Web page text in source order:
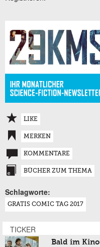
LIKE
MERKEN
KOMMENTARE
BÜCHER ZUM THEMA
Schlagworte:
GRATIS COMIC TAG 2017
TICKER
Bald im